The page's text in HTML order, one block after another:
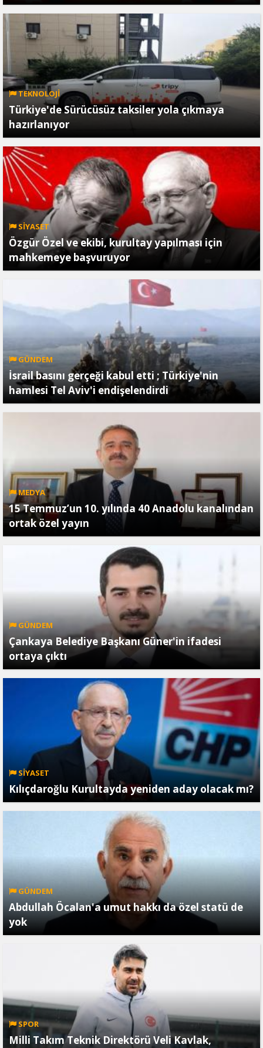
TEKNOLOJİ
Türkiye'de Sürücüsüz taksiler yola çıkmaya
hazırlanıyor
SİYASET
Özgür Özel ve ekibi, kurultay yapılması için
mahkemeye başvuruyor
GÜNDEM
İsrail basını gerçeği kabul etti ; Türkiye'nin
hamlesi Tel Aviv'i endişelendirdi
MEDYA
15 Temmuz’un 10. yılında 40 Anadolu kanalından
ortak özel yayın
GÜNDEM
Çankaya Belediye Başkanı Güner'in ifadesi
ortaya çıktı
SİYASET
Kılıçdaroğlu Kurultayda yeniden aday olacak mı?
GÜNDEM
Abdullah Öcalan'a umut hakkı da özel statü de
yok
SPOR
Milli Takım Teknik Direktörü Veli Kavlak,